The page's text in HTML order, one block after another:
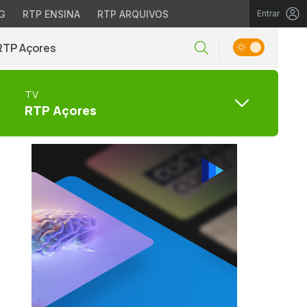
RTP ENSINA RTP ARQUIVOS Entrar
Açores
TV
RTP Açores